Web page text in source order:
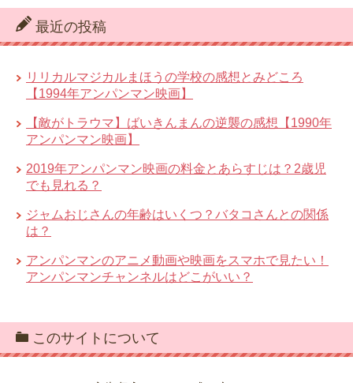
最近の投稿
リリカルマジカルまほうの学校の感想とみどころ
【1994年アンパンマン映画】
【敵がトラウマ】ばいきんまんの逆襲の感想【1990年
アンパンマン映画】
2019年アンパンマン映画の料金とあらすじは？2歳児
でも見れる？
ジャムおじさんの年齢はいくつ？バタコさんとの関係
は？
アンパンマンのアニメ動画や映画をスマホで見たい！
アンパンマンチャンネルはどこがいい？
このサイトについて